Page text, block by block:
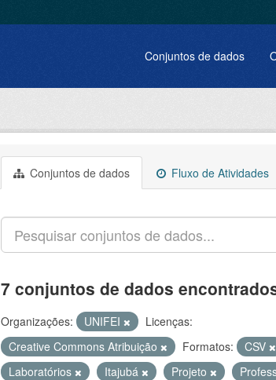
Conjuntos de dados
Conjuntos de dados Fluxo de Atividades
7 conjuntos de dados
Organizações: UNIFEI
Licenças:
Creative Commons Atribuição
Formatos: CSV
Laboratórios
Itajubá Projeto